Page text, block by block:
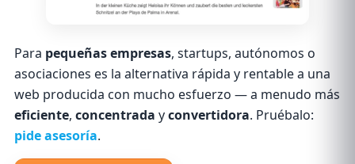
Para pequeñas empresas, startups, autónomos o
asociaciones es la alternativa rápida y rentable a una
web producida con mucho esfuerzo — a menudo más
eficiente, concentrada yconvertidora. Pruébalo:
pide asesoría.